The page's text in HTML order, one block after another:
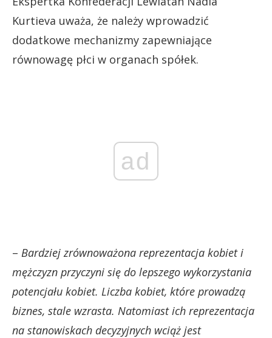
Kurtieva uważa, że należy wprowadzić
dodatkowe mechanizmy zapewniające
równowagę płci w organach spółek.
ad
– Bardziej zrównoważona reprezentacja kobiet i
mężczyzn przyczyni się do lepszego wykorzystania
potencjału kobiet. Liczba kobiet, które prowadzą
biznes, stale wzrasta. Natomiast ich reprezentacja
na stanowiskach decyzyjnych wciąż jest